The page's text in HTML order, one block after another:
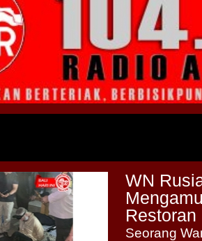
WN
Seorang